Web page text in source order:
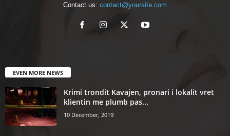
Contact us: contact@yoursite.com
EVEN MORE NEWS
Krimi trondit Kavajen, pronari i lokalit vret
klientin me plumb pas...
10 December, 2019